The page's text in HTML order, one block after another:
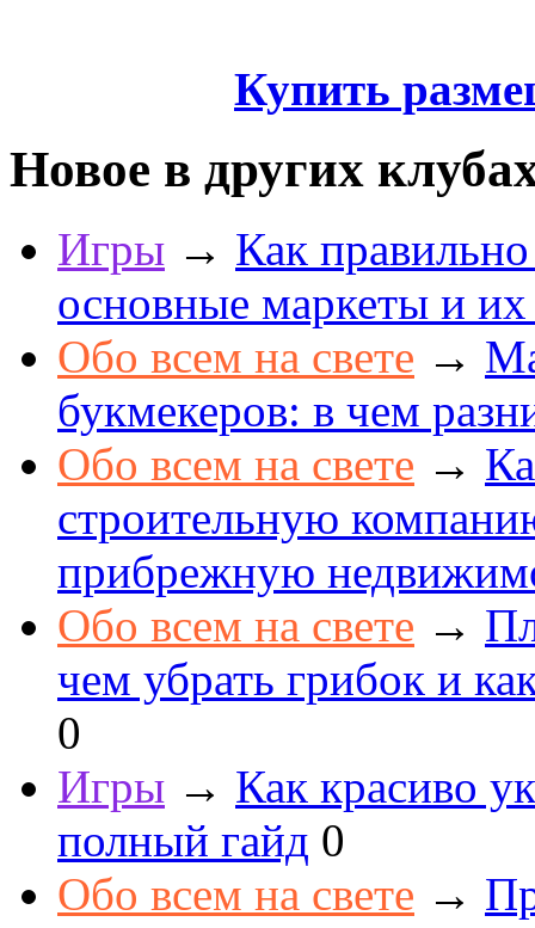
Купить
Новое в других
Игры → Как
основные маркеты и
Обо всем на свете →
букмекеров: в чем
Обо всем на свете →
строительную
прибрежную
Обо всем на свете →
чем убрать грибок и
0
Игры → Как красиво
полный гайд 0
Обо всем на свете →